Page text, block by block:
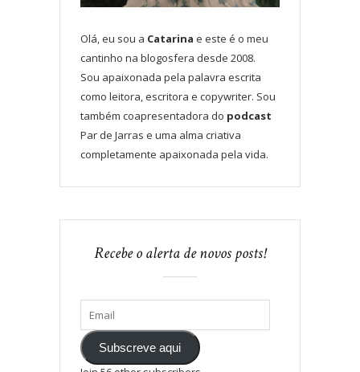
Olá, eu sou a Catarina e este é o meu
cantinho na blogosfera desde 2008.
Sou apaixonada pela palavra escrita
como leitora, escritora e copywriter. Sou
também coapresentadora do podcast
Par de Jarras e uma alma criativa
completamente apaixonada pela vida.
Recebe o alerta de novos posts!
Subscreve aqui